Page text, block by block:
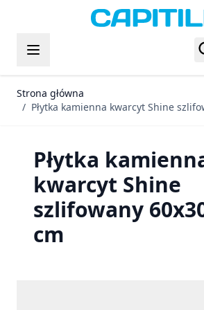
Strona główna
/ Płytka kamienna kwarcyt Shine
Płytka
kwarcyt Shine
szlifowany
cm